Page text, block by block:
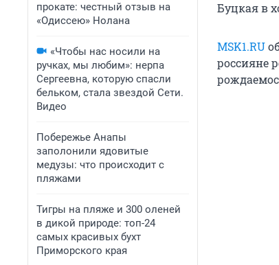
прокате: честный отзыв на
«Одиссею» Нолана
«Чтобы нас носили на
ручках, мы любим»: нерпа
Сергеевна, которую спасли
бельком, стала звездой Сети.
Видео
Побережье Анапы
заполонили ядовитые
медузы: что происходит с
пляжами
Тигры на пляже и 300 оленей
в дикой природе: топ-24
самых красивых бухт
Приморского края
Буцкая в
MSK1.RU
россияне